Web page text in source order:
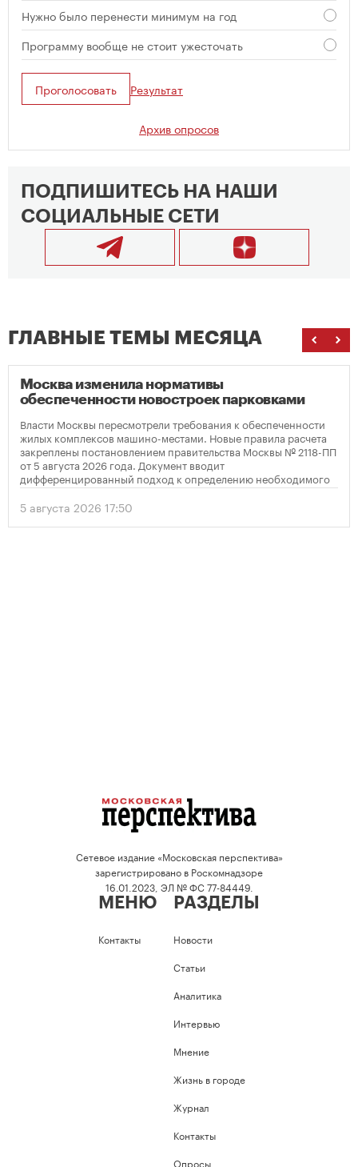
Нужно было перенести минимум на год
Программу вообще не стоит ужесточать
Проголосовать Результат
Архив опросов
ПОДПИШИТЕСЬ НА НАШИ
СОЦИАЛЬНЫЕ СЕТИ
ГЛАВНЫЕ ТЕМЫ МЕСЯЦА
Москва изменила нормативы
обеспеченности новостроек парковками
Власти Москвы пересмотрели требования к обеспеченности
жилых комплексов машино-местами. Новые правила расчета
закреплены постановлением правительства Москвы № 2118-ПП
от 5 августа 2026 года. Документ вводит
дифференцированный подход к определению необходимого
количества парковок в зависимости от площади квартир и
устанавливает переходный период для уже согласованных
проектов.
5 августа 2026 17:50
Сетевое издание «Московская перспектива»
зарегистрировано в Роскомнадзоре
16.01.2023, ЭЛ № ФС 77-84449.
МЕНЮ
Контакты
РАЗДЕЛЫ
Новости
Статьи
Аналитика
Интервью
Мнение
Жизнь в городе
Журнал
Контакты
Опросы